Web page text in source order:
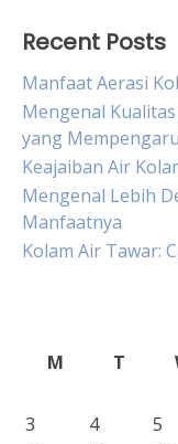
Recent Posts
Manfaat Aerasi
Mengenal
yang
Keajaiban Air
Mengenal Lebih
Manfaatnya
Kolam Air Tawar:
M
T
3
4 5